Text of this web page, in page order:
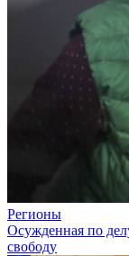
Регионы
Осужденная по
свободу